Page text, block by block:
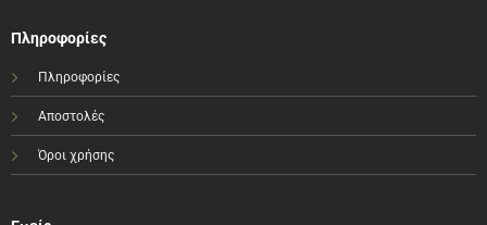
Πληροφορίες
Πληροφορίες
Αποστολές
Όροι χρήσης